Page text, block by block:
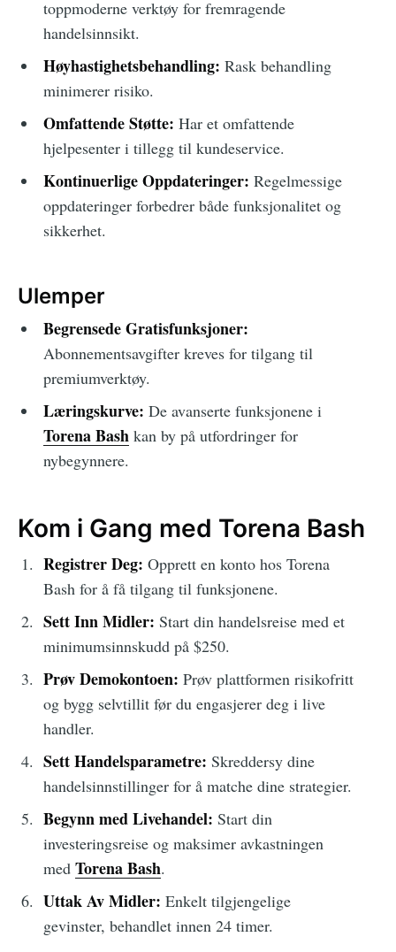
toppmoderne verktøy for fremragende
handelsinnsikt.
Høyhastighetsbehandling: Rask behandling
minimerer risiko.
Omfattende Støtte: Har et omfattende
hjelpesenter i tillegg til kundeservice.
Kontinuerlige Oppdateringer: Regelmessige
oppdateringer forbedrer både funksjonalitet og
sikkerhet.
Ulemper
Begrensede Gratisfunksjoner:
Abonnementsavgifter kreves for tilgang til
premiumverktøy.
Læringskurve: De avanserte funksjonene i
Torena Bash kan by på utfordringer for
nybegynnere.
Kom i Gang med Torena Bash
Registrer Deg: Opprett en konto hos Torena
Bash for å få tilgang til funksjonene.
Sett Inn Midler: Start din handelsreise med et
minimumsinnskudd på $250.
Prøv Demokontoen: Prøv plattformen risikofritt
og bygg selvtillit før du engasjerer deg i live
handler.
Sett Handelsparametre: Skreddersy dine
handelsinnstillinger for å matche dine strategier.
Begynn med Livehandel: Start din
investeringsreise og maksimer avkastningen
med Torena Bash.
Uttak Av Midler: Enkelt tilgjengelige
gevinster, behandlet innen 24 timer.